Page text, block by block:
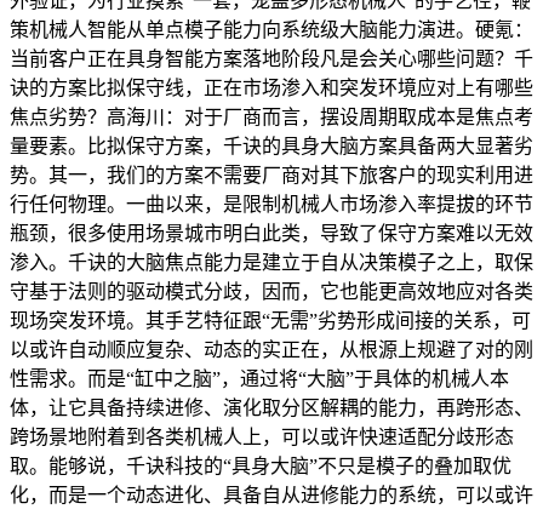
策机械人智能从单点模子能力向系统级大脑能力演进。硬氪：
当前客户正在具身智能方案落地阶段凡是会关心哪些问题？千
诀的方案比拟保守线，正在市场渗入和突发环境应对上有哪些
焦点劣势？高海川：对于厂商而言，摆设周期取成本是焦点考
量要素。比拟保守方案，千诀的具身大脑方案具备两大显著劣
势。其一，我们的方案不需要厂商对其下旅客户的现实利用进
行任何物理。一曲以来，是限制机械人市场渗入率提拔的环节
瓶颈，很多使用场景城市明白此类，导致了保守方案难以无效
渗入。千诀的大脑焦点能力是建立于自从决策模子之上，取保
守基于法则的驱动模式分歧，因而，它也能更高效地应对各类
现场突发环境。其手艺特征跟“无需”劣势形成间接的关系，可
以或许自动顺应复杂、动态的实正在，从根源上规避了对的刚
性需求。而是“缸中之脑”，通过将“大脑”于具体的机械人本
体，让它具备持续进修、演化取分区解耦的能力，再跨形态、
跨场景地附着到各类机械人上，可以或许快速适配分歧形态
取。能够说，千诀科技的“具身大脑”不只是模子的叠加取优
化，而是一个动态进化、具备自从进修能力的系统，可以或许